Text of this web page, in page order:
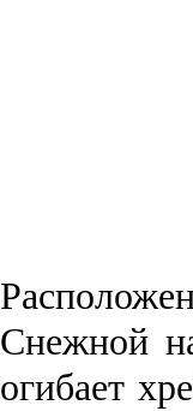
Снежной
огибает